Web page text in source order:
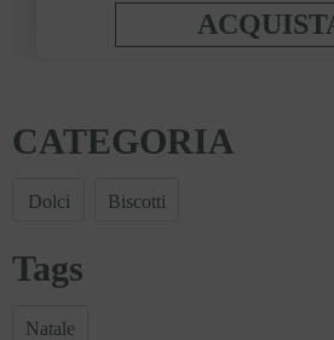
CATEGORIA
Dolci Biscotti
Tags
Natale